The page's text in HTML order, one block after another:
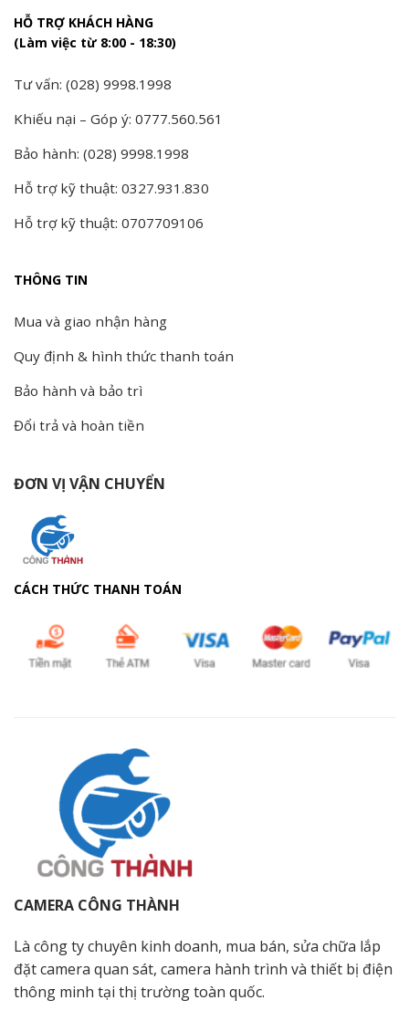
HỖ TRỢ KHÁCH HÀNG
(Làm việc từ 8:00 - 18:30)
Tư vấn: (028) 9998.1998
Khiếu nại – Góp ý: 0777.560.561
Bảo hành: (028) 9998.1998
Hỗ trợ kỹ thuật: 0327.931.830
Hỗ trợ kỹ thuật: 0707709106
THÔNG TIN
Mua và giao nhận hàng
Quy định & hình thức thanh toán
Bảo hành và bảo trì
Đổi trả và hoàn tiền
ĐƠN VỊ VẬN CHUYỂN
CÁCH THỨC THANH TOÁN
CAMERA CÔNG THÀNH
Là công ty chuyên kinh doanh, mua bán, sửa chữa lắp
đặt camera quan sát, camera hành trình và thiết bị điện
thông minh tại thị trường toàn quốc.